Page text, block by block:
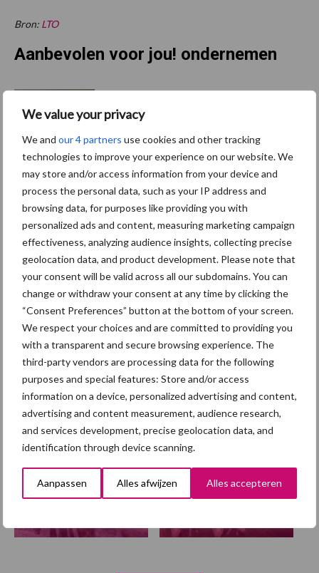
We value your privacy
We and our 4 partners use cookies and other tracking
technologies to improve your experience on our website. We
may store and/or access information from your device and
process the personal data, such as your IP address and
browsing data, for purposes like providing you with
personalized ads and content, measuring marketing campaign
effectiveness, analyzing audience insights, collecting precise
geolocation data, and product development. Please note that
your consent will be valid across all our subdomains. You can
change or withdraw your consent at any time by clicking the
“Consent Preferences” button at the bottom of your screen.
We respect your choices and are committed to providing you
with a transparent and secure browsing experience. The
third-party vendors are processing data for the following
purposes and special features: Store and/or access
information on a device, personalized advertising and content,
advertising and content measurement, audience research,
and services development, precise geolocation data, and
identification through device scanning.
Aanpassen Alles afwijzen Alles accepteren
Bron: LTO
Aanbevolen voor jou! ondernemen
opnieuw onder druk:
versterkt watertekort
Buitenuitloop: hoeveel
nutriënten halen varkens
daaruit?
veehouderijstrategie vast:
op naar een sterke,
winstgevende en
toekomstbestendige sector
Diergezondheid Fokkerij Huisvesting
Afrikaanse
Brachyspira